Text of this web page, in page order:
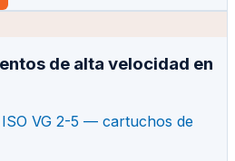
de alta velocidad en
VG 2-5 — cartuchos de